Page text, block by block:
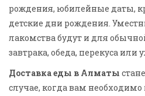
рождения, юбилейные даты,
детские дни рождения.
лакомства будут и для
завтрака, обеда, перекуса или
Доставка еды в Алматы
случае, когда вам необходимо